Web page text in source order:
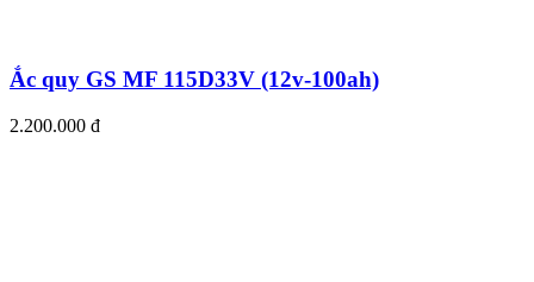
Ắc quy GS MF 115D33V (12v-100ah)
2.200.000 đ